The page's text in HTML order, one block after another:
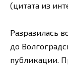
(цитата из
Разразилась
до
публикации.